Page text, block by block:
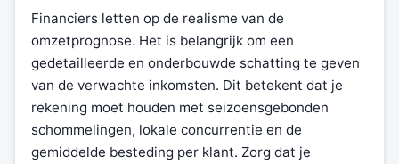
Financiers letten op de realisme van de
omzetprognose. Het is belangrijk om een
gedetailleerde en onderbouwde schatting te geven
van de verwachte inkomsten. Dit betekent dat je
rekening moet houden met seizoensgebonden
schommelingen, lokale concurrentie en de
gemiddelde besteding per klant. Zorg dat je